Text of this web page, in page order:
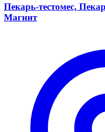
Пекарь-тестомес,
Магнит